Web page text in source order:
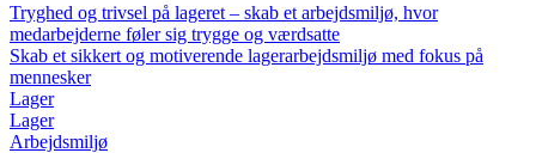
Tryghed og trivsel på lageret – skab et arbejdsmiljø, hvor
medarbejderne føler sig trygge og værdsatte
Skab et sikkert og motiverende lagerarbejdsmiljø med fokus på
mennesker
Lager
Lager
Arbejdsmiljø